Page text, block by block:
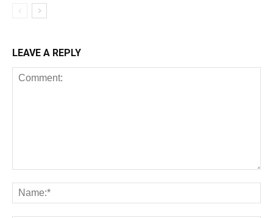
LEAVE A REPLY